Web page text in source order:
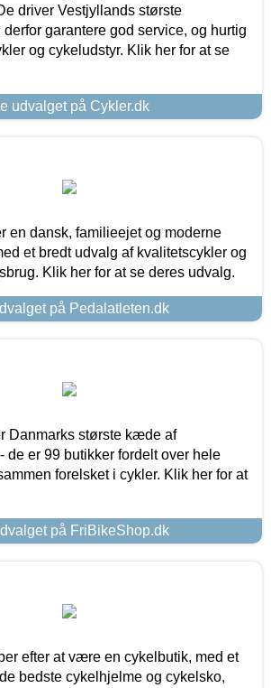
driver Vestjyllands største
garantere god service, og hurtig
og cykeludstyr. Klik her for at se
udvalget på Cykler.dk
en dansk, familieejet og moderne
et bredt udvalg af kvalitetscykler og
Klik her for at se deres udvalg.
på Pedalatleten.dk
Danmarks største kæde af
de er 99 butikker fordelt over hele
forelsket i cykler. Klik her for at
på FriBikeShop.dk
efter at være en cykelbutik, med et
bedste cykelhjelme og cykelsko,